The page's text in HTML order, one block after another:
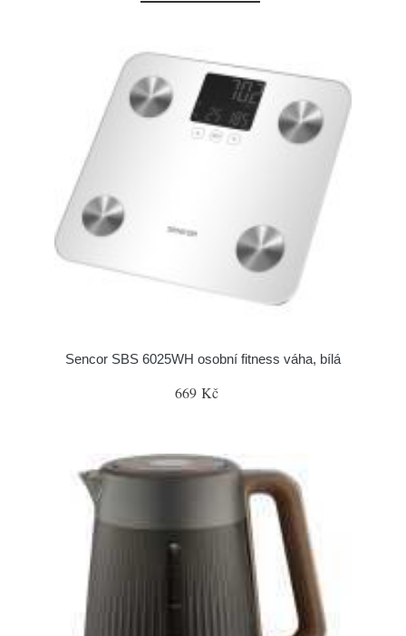
Sencor SBS 6025WH osobní fitness váha, bílá
669 Kč